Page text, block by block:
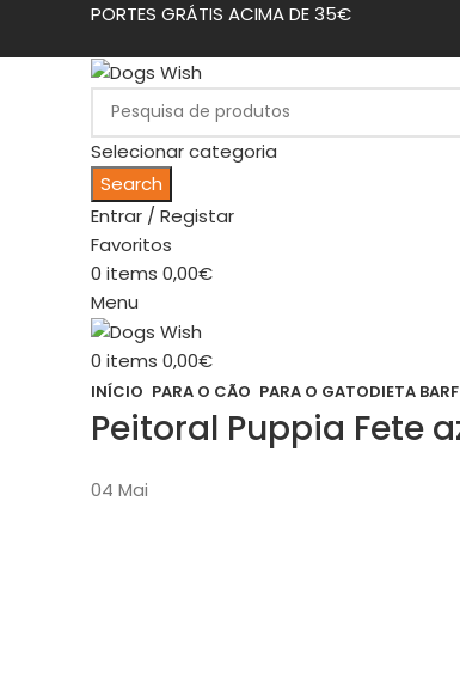
PORTES GRÁTIS ACIMA DE 35€
Selecionar categoria
Search
Entrar / Registar
Favoritos
0 items 0,00€
Menu
0 items 0,00€
INÍCIO PARA O CÃO PARA O GATODIETA BARF
Peitoral Puppia Fete
04 Mai